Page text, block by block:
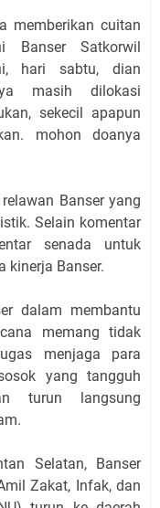
memberikan cuitan
Banser Satkorwil
hari sabtu, dian
masih dilokasi
sekecil apapun
mohon doanya
Banser yang
Selain komentar
senada untuk
kinerja Banser.
dalam membantu
memang tidak
menjaga para
yang tangguh
turun langsung
Selatan, Banser
Zakat, Infak, dan